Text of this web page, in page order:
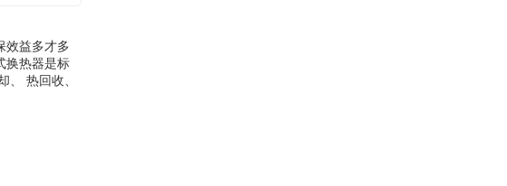
效益多才多
换热器是标
热回收、